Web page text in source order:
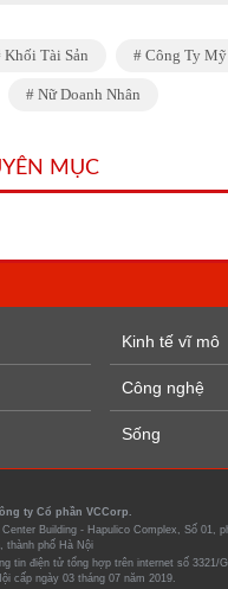
Khối Tài Sản Công Ty Mỹ
Nữ Doanh Nhân
MỤC
Kinh tế vĩ mô
Công nghệ
Sống
ty Cổ phần VCCorp.
Building - Hapulico Complex, Số 01,
thành phố Hà Nội
tin điện tử tổng hợp trên internet số 3321/
cấp ngày 03 tháng 07 năm 2019.